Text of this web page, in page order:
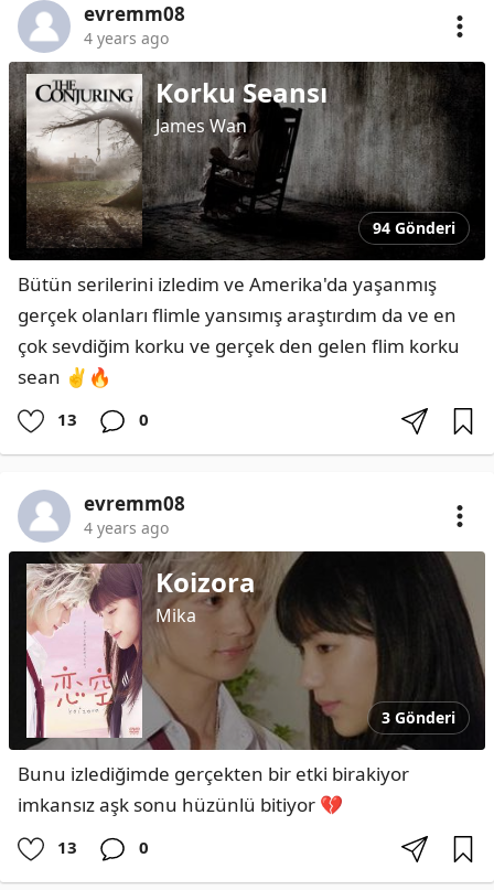
evremm08
4 years ago
Korku Seansı
James Wan
94 Gönderi
Bütün serilerini izledim ve Amerika'da yaşanmış
gerçek olanları flimle yansımış araştırdım da ve en
çok sevdiğim korku ve gerçek den gelen flim korku
sean ✌️🔥
13 0
evremm08
4 years ago
Koizora
Mika
3 Gönderi
Bunu izlediğimde gerçekten bir etki birakiyor
imkansız aşk sonu hüzünlü bitiyor 💔
13 0